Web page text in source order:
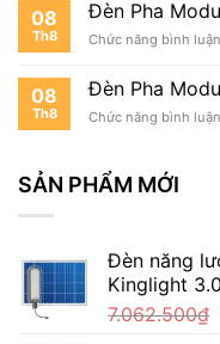
08
Th8
Đèn Pha
Chức năng bình
08
Th8
Đèn Pha
Chức năng bình
SẢN PHẨM MỚI
Đèn năng
Kinglight
7.062.500₫